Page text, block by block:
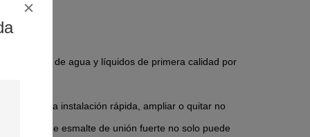
de agua y líquidos de primera calidad por
la rápida instalación rápida, ampliar o quitar no
de esmalte de unión fuerte no solo puede